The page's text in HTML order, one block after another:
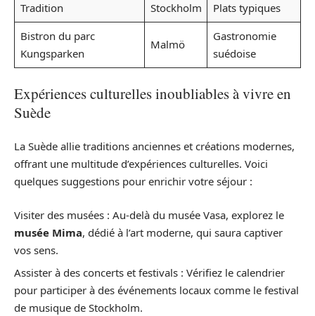
Tradition
Stockholm
Plats typiques
Bistron du parc
Kungsparken
Malmö
Gastronomie
suédoise
Expériences culturelles inoubliables à vivre en
Suède
La Suède allie traditions anciennes et créations modernes,
offrant une multitude d’expériences culturelles. Voici
quelques suggestions pour enrichir votre séjour :
Visiter des musées : Au-delà du musée Vasa, explorez le
musée Mima, dédié à l’art moderne, qui saura captiver
vos sens.
Assister à des concerts et festivals : Vérifiez le calendrier
pour participer à des événements locaux comme le festival
de musique de Stockholm.